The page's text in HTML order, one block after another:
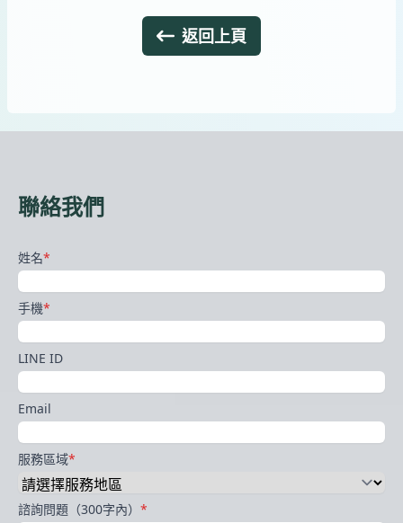
返回上頁
聯絡我們
姓名*
手機*
LINE ID
Email
服務區域*
諮詢問題（300字內） *